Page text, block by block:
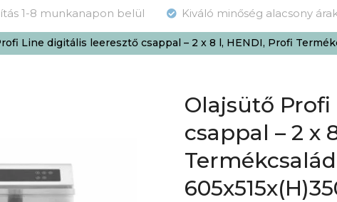
1-8 munkanapon belül Kiváló minőség alacsony
Line digitális leeresztő csappal – 2 x 8 l, HENDI, Profi
Olajsütő
csappal – 2 x